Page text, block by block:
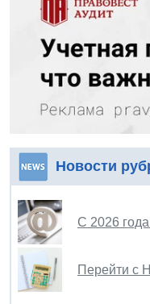
Новости
С 2026
Перейти с